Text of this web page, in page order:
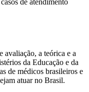
de atendimento
avaliação, a teórica e a
da Educação e da
de médicos brasileiros e
atuar no Brasil.